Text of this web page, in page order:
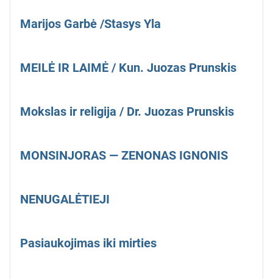
Marijos Garbė /Stasys Yla
MEILĖ IR LAIMĖ / Kun. Juozas Prunskis
Mokslas ir religija / Dr. Juozas Prunskis
MONSINJORAS — ZENONAS IGNONIS
NENUGALĖTIEJI
Pasiaukojimas iki mirties